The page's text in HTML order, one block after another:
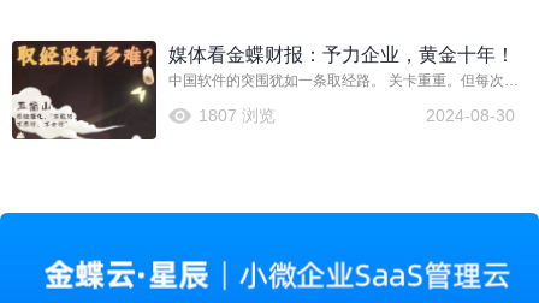
媒体看金蝶财报：予力企业，黄金十年！
中国软件的突围犹如一条取经路。 关卡重重。但每次通
布中期业绩。众多媒体表示被中国软件SaaS企业的信心
2024-08-30
1807 浏览